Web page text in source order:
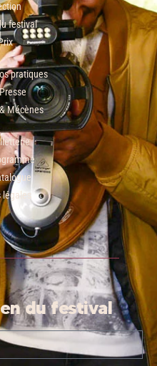
festival
pratiques
Mécènes
du festival